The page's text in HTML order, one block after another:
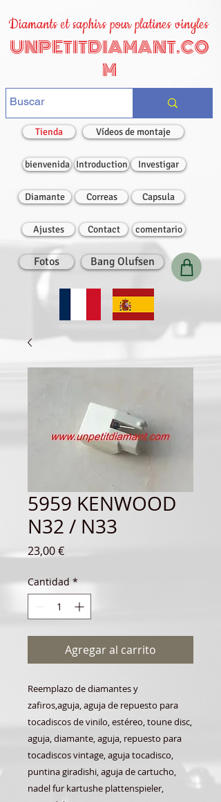
Diamants et saphirs pour platines vinyles
UNPETITDIAMANT.CO
M
Tienda Vídeos de montaje
bienvenida Introduction Investigar
Diamante Correas Capsula
Ajustes Contact comentario
Fotos Bang Olufsen
5959 KENWOOD
N32 / N33
23,00 €Precio
Cantidad *
Agregar al carrito
Reemplazo de diamantes y
zafiros,aguja, aguja de repuesto para
tocadiscos de vinilo, estéreo, toune disc,
aguja, diamante, aguja, repuesto para
tocadiscos vintage, aguja tocadisco,
puntina giradishi, aguja de cartucho,
nadel fur kartushe plattenspieler,